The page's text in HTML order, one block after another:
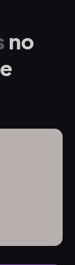
no